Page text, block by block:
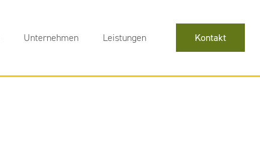
Unternehmen Leistungen Kontakt